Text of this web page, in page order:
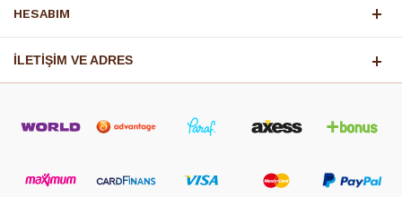
HESABIM
İLETİŞİM VE ADRES